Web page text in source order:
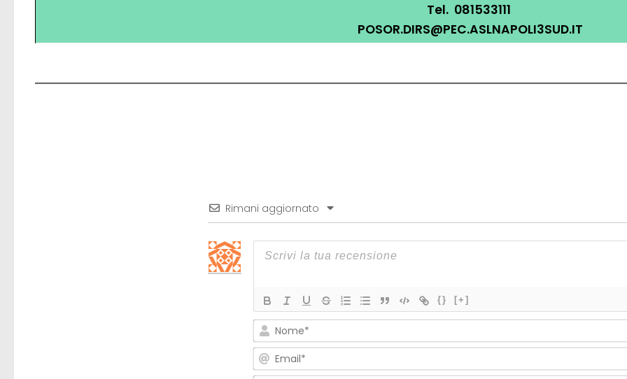
Tel. 081533111
POSOR.DIRS@PEC.ASLNAPOLI3SUD.IT
Rimani aggiornato
{} [+]